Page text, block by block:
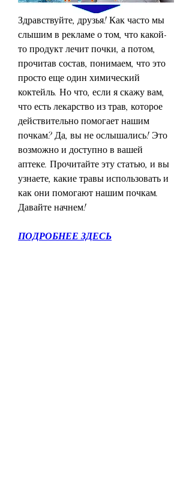
Здравствуйте, друзья! Как часто мы
слышим в рекламе о том, что какой-
то продукт лечит почки, а потом,
прочитав состав, понимаем, что это
просто еще один химический
коктейль. Но что, если я скажу вам,
что есть лекарство из трав, которое
действительно помогает нашим
почкам? Да, вы не ослышались! Это
возможно и доступно в вашей
аптеке. Прочитайте эту статью, и вы
узнаете, какие травы использовать и
как они помогают нашим почкам.
Давайте начнем!
ПОДРОБНЕЕ ЗДЕСЬ